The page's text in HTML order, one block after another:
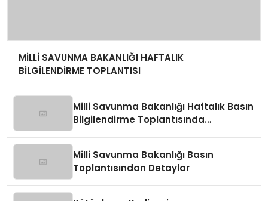
MİLLİ SAVUNMA BAKANLIĞI HAFTALIK
BİLGİLENDİRME TOPLANTISI
Milli Savunma Bakanlığı Haftalık Basın
Bilgilendirme Toplantısında
Milli Savunma Bakanlığı Basın
Toplantısından Detaylar